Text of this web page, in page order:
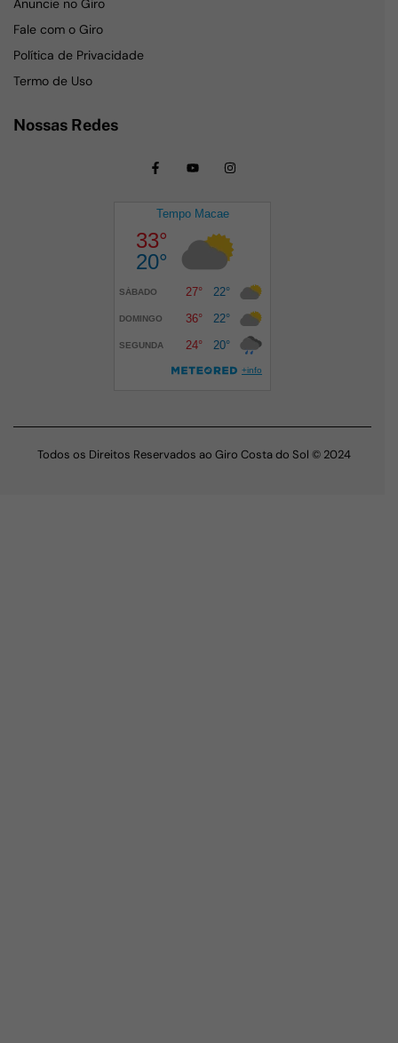
Anuncie no Giro
Fale com o Giro
Política de Privacidade
Termo de Uso
Nossas Redes
Todos os Direitos Reservados ao Giro Costa do Sol © 2024